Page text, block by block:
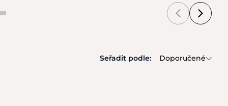
Seřadit podle: Doporučené